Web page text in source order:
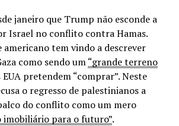
janeiro que Trump não esconde a
Israel no conflito contra Hamas.
americano tem vindo a descrever
como sendo um“grande terreno
EUA pretendem “comprar”. Neste
o regresso de palestinianos a
do conflito como um mero
imobiliário para o futuro”.